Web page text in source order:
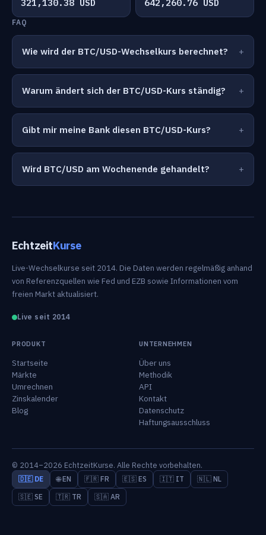
321,130.38 USD 642,260.76 USD
FAQ
Wie wird der BTC/USD-Wechselkurs berechnet?
Warum ändert sich der BTC/USD-Kurs ständig?
Gibt mir meine Bank diesen BTC/USD-Kurs?
Wird BTC/USD am Wochenende gehandelt?
EchtzeitKurse
Live-Wechselkurse seit 2014. Die Daten werden regelmäßig anhand
von Referenzquellen wie Fed und EZB sowie Informationen vom
freien Markt aktualisiert.
Live seit 2014
PRODUKT
Startseite
Märkte
Umrechnen
Zinskalender
Blog
UNTERNEHMEN
Über uns
Methodik
API
Kontakt
Datenschutz
Haftungsausschluss
© 2014–2026 EchtzeitKurse. Alle Rechte vorbehalten.
🇩🇪 DE 🌐 EN 🇫🇷 FR 🇪🇸 ES 🇮🇹 IT
🇳🇱 NL
🇸🇪 SE
🇹🇷 TR 🇸🇦 AR